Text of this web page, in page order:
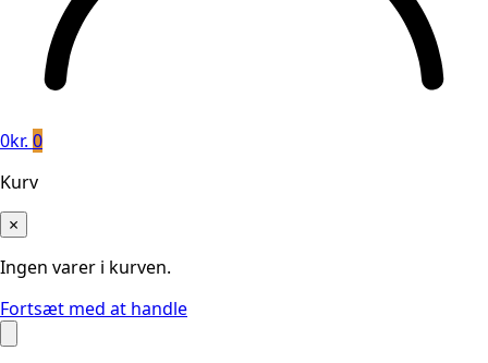
0kr. 0
Kurv
×
Ingen varer i kurven.
Fortsæt med at handle